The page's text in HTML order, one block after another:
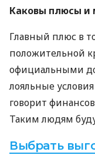
Каковы плюсы и
Главный плюс в
положительной
официальными
лояльные
говорит
Таким людям
Выбрать